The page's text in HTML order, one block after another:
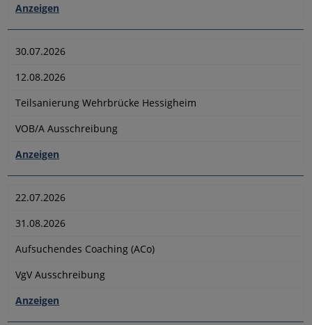
Anzeigen
30.07.2026
12.08.2026
Teilsanierung Wehrbrücke Hessigheim
VOB/A Ausschreibung
Anzeigen
22.07.2026
31.08.2026
Aufsuchendes Coaching (ACo)
VgV Ausschreibung
Anzeigen